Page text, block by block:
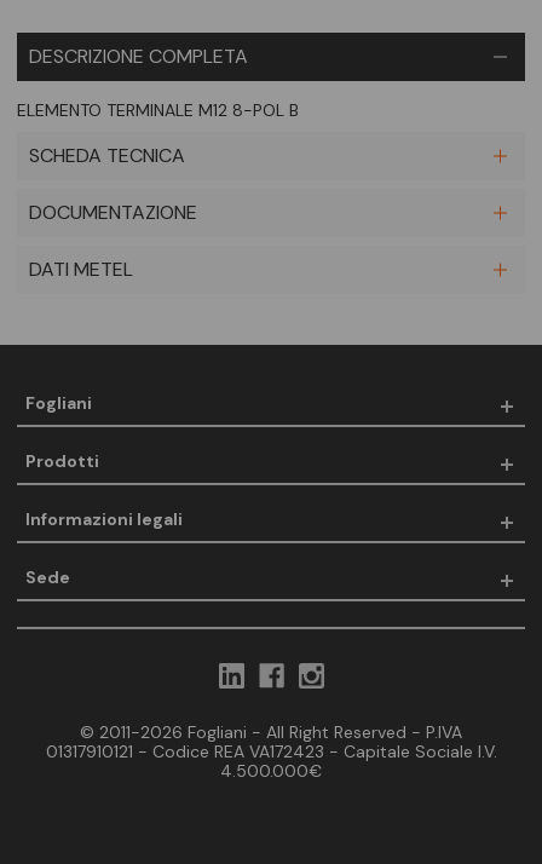
DESCRIZIONE COMPLETA
ELEMENTO TERMINALE M12 8-POL B
SCHEDA TECNICA
DOCUMENTAZIONE
DATI METEL
Fogliani
Prodotti
Informazioni legali
Sede
© 2011-2026 Fogliani - All Right Reserved - P.IVA
01317910121 - Codice REA VA172423 - Capitale Sociale I.V.
4.500.000€